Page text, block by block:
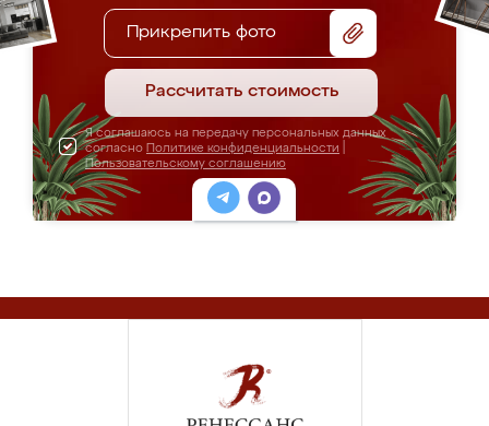
Прикрепить фото
Рассчитать стоимость
Я соглашаюсь на передачу персональных данных
согласно Политике конфиденциальности
Пользовательскому соглашению